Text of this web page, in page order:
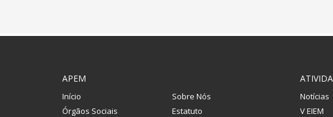
APEM
Início
Sobre Nós
Órgãos Sociais
Estatuto
Notícias
V EIEM